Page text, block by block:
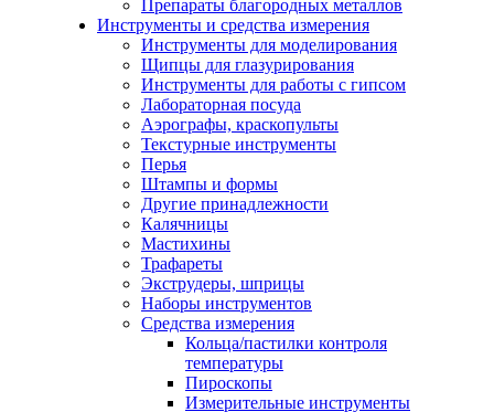
Препараты благородных металлов
Инструменты и средства измерения
Инструменты для моделирования
Щипцы для глазурирования
Инструменты для работы с гипсом
Лабораторная посуда
Аэрографы, краскопульты
Текстурные инструменты
Перья
Штампы и формы
Другие принадлежности
Калячницы
Мастихины
Трафареты
Экструдеры, шприцы
Наборы инструментов
Средства измерения
Кольца/пастилки контроля
температуры
Пироскопы
Измерительные инструменты